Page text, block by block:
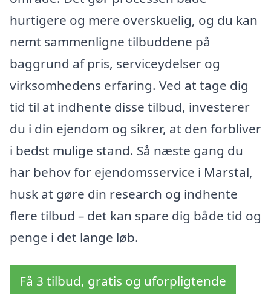
hurtigere og mere overskuelig, og du kan
nemt sammenligne tilbuddene på
baggrund af pris, serviceydelser og
virksomhedens erfaring. Ved at tage dig
tid til at indhente disse tilbud, investerer
du i din ejendom og sikrer, at den forbliver
i bedst mulige stand. Så næste gang du
har behov for ejendomsservice i Marstal,
husk at gøre din research og indhente
flere tilbud – det kan spare dig både tid og
penge i det lange løb.
Få 3 tilbud, gratis og uforpligtende